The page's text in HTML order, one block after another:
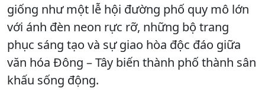
giống như một lễ hội đường phố quy mô lớn
với ánh đèn neon rực rỡ, những bộ trang
phục sáng tạo và sự giao hòa độc đáo giữa
văn hóa Đông – Tây biến thành phố thành sân
khấu sống động.